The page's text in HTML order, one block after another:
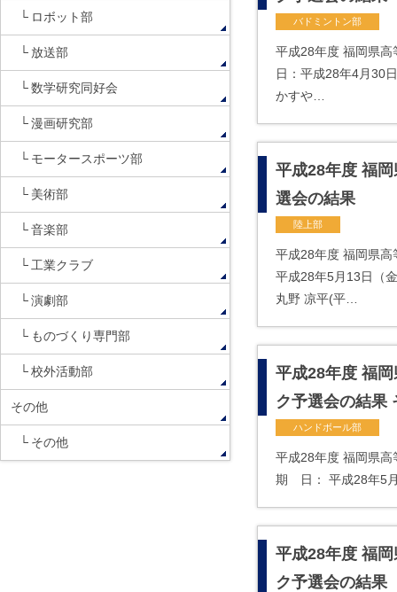
バドミントン部
平成28年度 福岡県
日：平成28年4月
かすや…
平成28年度 福
選会の結果
陸上部
平成28年度 福岡県
平成28年5月13日
丸野 凉平(平…
平成28年度 福
ク予選会の結果
ハンドボール部
平成28年度 福岡県
期 日： 平成28年5
平成28年度 福
ク予選会の結果
ロボット部
放送部
数学研究同好会
漫画研究部
モータースポーツ部
美術部
音楽部
工業クラブ
演劇部
ものづくり専門部
校外活動部
その他
その他